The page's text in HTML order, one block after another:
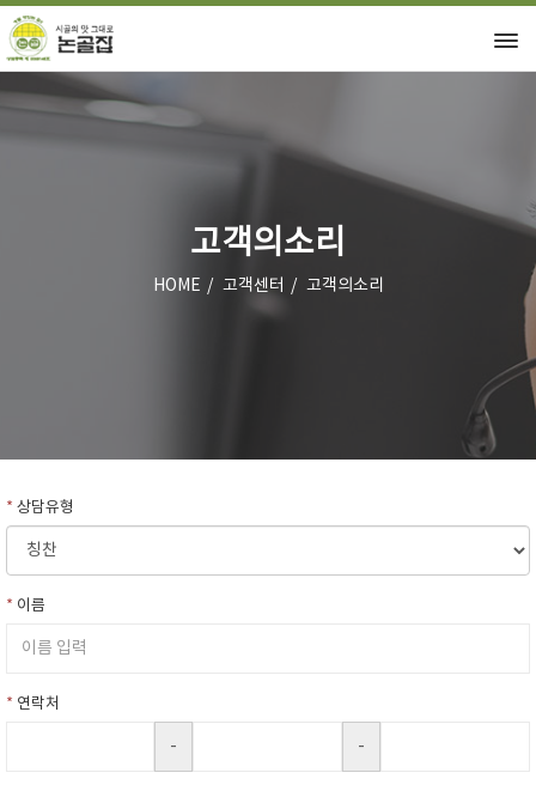
고객의소리
HOME 고객센터 고객의소리
* 상담유형
* 이름
* 연락처
- -